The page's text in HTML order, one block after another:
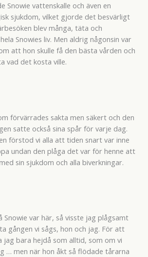
Snowie vattenskalle och även en
sjukdom, vilket gjorde det besvärligt
blev många, täta och
Snowies liv. Men aldrig någonsin var
att hon skulle få den bästa vården och
vad det kosta ville.
förvärrades sakta men säkert och den
satte också sina spår för varje dag.
förstod vi alla att tiden snart var inne
undan den plåga det var för henne att
sin sjukdom och alla biverkningar.
Snowie var här, så visste jag plågsamt
gången vi sågs, hon och jag. För att
jag bara hejdå som alltid, som om vi
… men när hon åkt så flödade tårarna